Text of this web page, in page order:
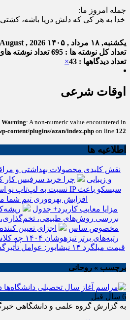
جمله امروز ما:
به هر کی که دلش دریا باشه، کشتی
یکشنبه, ۱۸ مرداد , ۱۴۰۵ , 2026
تعداد کل نوشته ها : 695
تعداد نوشته
تعداد دیدگاهها : 43
×
اوقات شرعی
Warning: A non-numeric value encountered in
content/plugins/azan/index.php on line 122
اطلاعیه ها
نقش کلیدی محصولات بهداشتی و
و زیبایی
چرا خرید سرفیس کار
نسبت به لپ‌تاپ نو
افزایش بهره‌وری تیم شما
اس(ups)+مزایا معایب کاربرد+ جدول
بررسی روش‌های طبیعی،
مخصوص ساس
اجزای تعیین
رتبه‌های برتر تیزهوشان ۱۴۰۴ چه کلاس‌هایی را انتخاب کردند؟
قیمت میلگرد ۱۴ نیشابور: عوامل تأثیرگذار و پیش‌بینی وضعیت بازار
برچسب » روحانی
6 سال قبل
به گزارش گروه علمی و دانشگاهی